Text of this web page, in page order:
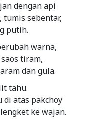
dengan api
tumis sebentar,
putih.
warna,
tiram,
dan gula.
tahu.
atas pakchoy
ke wajan.